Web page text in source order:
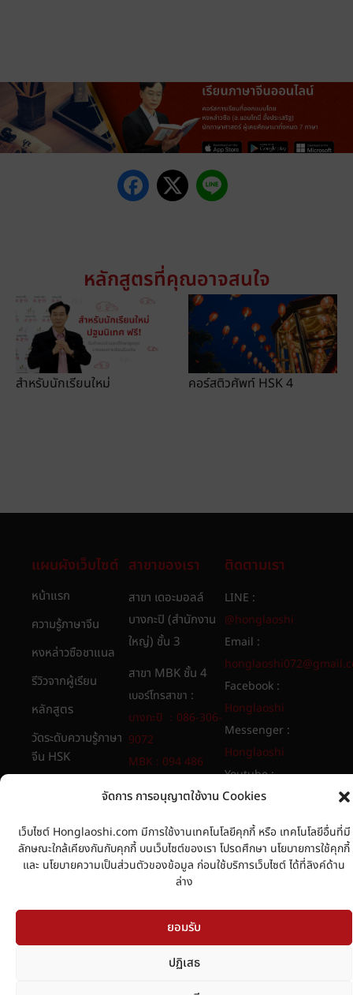
จัดการ การอนุญาตใช้งาน Cookies
เว็บไซต์ Honglaoshi.com มีการใช้งานเทคโนโลยีคุกกี้ หรือ เทคโนโลยีอื่นที่มี
ลักษณะใกล้เคียงกันกับคุกกี้ บนเว็บไซต์ของเรา โปรดศึกษา นโยบายการใช้คุกกี้
และ นโยบายความเป็นส่วนตัวของข้อมูล ก่อนใช้บริการเว็บไซต์ ได้ที่ลิงค์ด้าน
ล่าง
ยอมรับ
ปฏิเสธ
หลักสูตรที่คุณอาจสนใจ
สำหรับนักเรียนใหม่ คอร์สติวศัพท์ HSK 4
แผนผังเว็บไซต์
หน้าแรก
ความรู้ภาษาจีน
หงหล่าวซือชาแนล
รีวิวจากผู้เรียน
หลักสูตร
วัดระดับความรู้ภาษา
จีน HSK
นโยบายความเป็น
ส่วนตัวของข้อมูล
สาขาของเรา
สาขา เดอะมอลล์
บางกะปิ (สำนักงาน
ใหญ่) ชั้น 3
สาขา MBK ชั้น 4
เบอร์โทรสาขา :
บางกะปิ ：086-306-
9072
MBK : 094 486
ติดตามเรา
LINE :
@honglaoshi
Email :
Facebook :
Honglaoshi
Messenger :
Honglaoshi
Youtube :
Honglaoshi
Copyright © 1993-2021 Honglaoshi.com. All Rights Reserved.